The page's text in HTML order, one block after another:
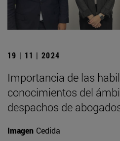
19 | 11 | 2024
Importancia de las
conocimientos del
despachos de
Imagen Cedida